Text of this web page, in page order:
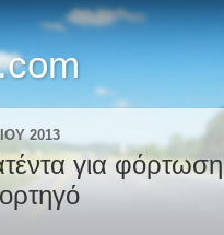
2013
για φόρτωση